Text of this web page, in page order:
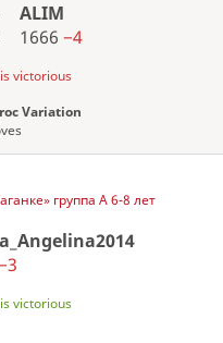
ALIM
1666 −4
victorious
Variation
группа А 6-8 лет
victorious